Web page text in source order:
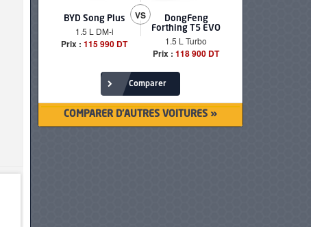
BYD Song Plus
1.5 L DM-i
Prix : 115 990 DT
VS
DongFeng
Forthing T5 EVO
1.5 L Turbo
Prix : 118 900 DT
Comparer
COMPARER D'AUTRES VOITURES »